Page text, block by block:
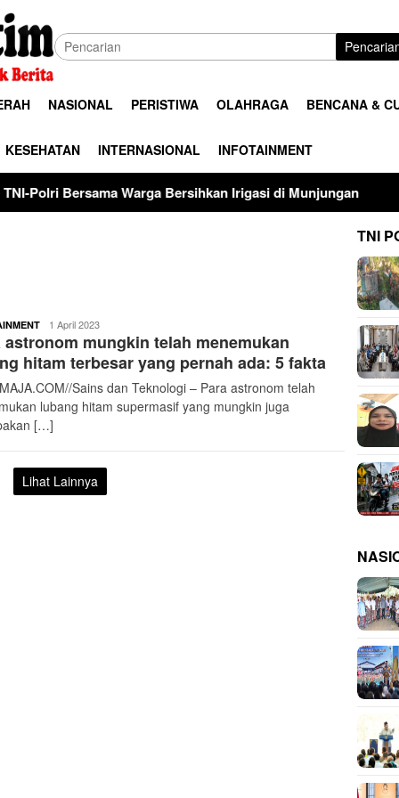
NASIONAL PERISTIWA OLAHRAGA BENCANA &
KESEHATAN INTERNASIONAL INFOTAINMENT
Warga Bersihkan Irigasi di Munjungan Universitas
buserjatim
1 April 2023
astronom mungkin telah menemukan
hitam terbesar yang pernah ada: 5 fakta
Sains dan Teknologi – Para astronom telah
lubang hitam supermasif yang mungkin juga
[…]
Lihat Lainnya
TNI